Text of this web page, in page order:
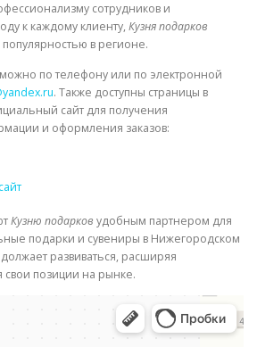
сотрудников и
к каждому клиенту, Кузня подарков
в регионе.
по телефону или по электронной
. Также доступны страницы в
сайт для получения
и оформления заказов:
Кузню подарков удобным партнером для
подарки и сувениры в Нижегородском
развиваться, расширяя
свои позиции на рынке.